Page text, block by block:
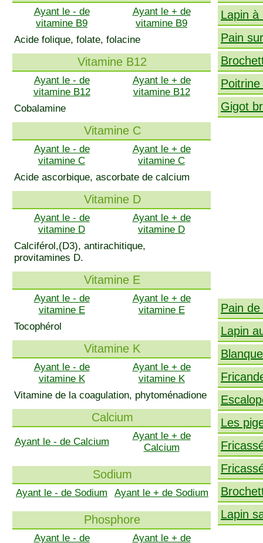
Ayant le - de
vitamine B9
Ayant le + de
vitamine B9
Acide folique, folate, folacine
Vitamine B12
Ayant le - de
vitamine B12
Ayant le + de
vitamine B12
Cobalamine
Vitamine C
Ayant le - de
vitamine C
Ayant le + de
vitamine C
Acide ascorbique, ascorbate de calcium
Vitamine D
Ayant le - de
vitamine D
Ayant le + de
vitamine D
Calciférol,(D3), antirachitique,
provitamines D.
Vitamine E
Ayant le - de
vitamine E
Ayant le + de
vitamine E
Tocophérol
Vitamine K
Ayant le - de
vitamine K
Ayant le + de
vitamine K
Vitamine de la coagulation, phytoménadione
Calcium
Ayant le - de Calcium
Ayant le + de
Calcium
Sodium
Ayant le - de Sodium Ayant le + de Sodium
Phosphore
Ayant le - de Ayant le + de
Lapin à
Pain
Gigot
Pain
Lapin
Les
Lapin